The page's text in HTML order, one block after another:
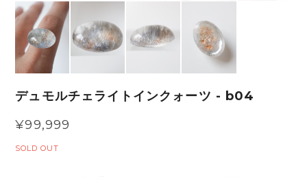
デュモルチェライトインクォーツ - b04
¥99,999
SOLD OUT